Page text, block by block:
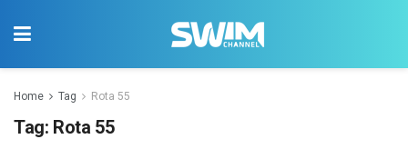
Home Tag Rota 55
Tag: Rota 55